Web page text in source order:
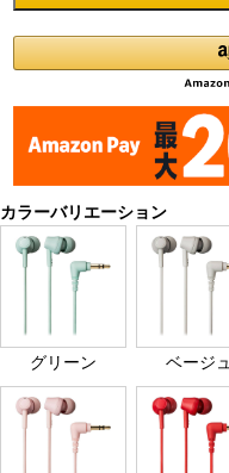
カラーバリエーション
グリーン ベージュ